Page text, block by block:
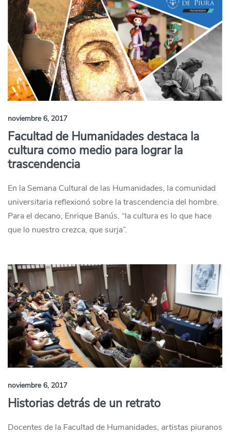
noviembre 6, 2017
Facultad de Humanidades destaca la
cultura como medio para lograr la
trascendencia
En la Semana Cultural de las Humanidades, la comunidad
universitaria reflexionó sobre la trascendencia del hombre.
Para el decano, Enrique Banús, “la cultura es lo que hace
que lo nuestro crezca, que surja”.
noviembre 6, 2017
Historias detrás de un retrato
Docentes de la Facultad de Humanidades, artistas piuranos